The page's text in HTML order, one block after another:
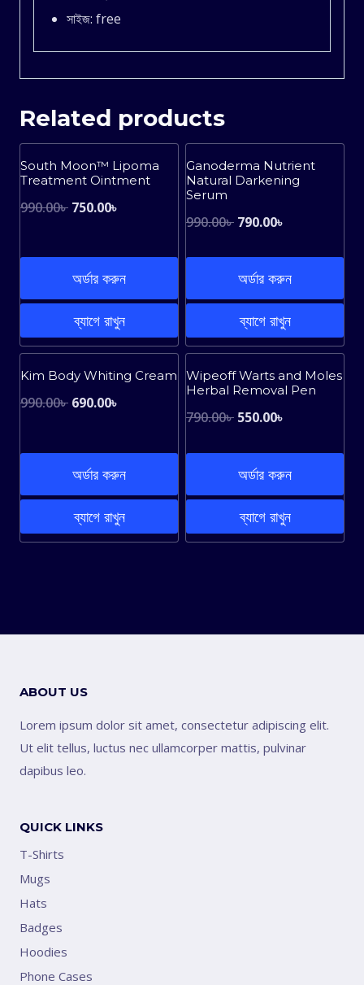
সাইজ: free
Related products
Sale!
South Moon™ Lipoma
Treatment Ointment
990.00৳ Original
was:
990.00৳ .
750.00৳
is:
750.00৳ .
অর্ডার করুন
ব্যাগে রাখুন
Sale!
Ganoderma Nutrient
Natural Darkening
Serum
990.00৳ Original
was:
990.00৳ .
790.00৳
is:
790.00৳ .
অর্ডার করুন
ব্যাগে রাখুন
Sale!
Kim Body Whiting Cream
990.00৳ Original
was:
990.00৳ .
690.00৳
is:
690.00৳ .
অর্ডার করুন
ব্যাগে রাখুন
Sale!
Wipeoff Warts and Moles
Herbal Removal Pen
790.00৳ Original
was:
790.00৳ .
550.00৳
is:
550.00৳ .
অর্ডার করুন
ব্যাগে রাখুন
ABOUT US
Lorem ipsum dolor sit amet, consectetur adipiscing elit.
Ut elit tellus, luctus nec ullamcorper mattis, pulvinar
dapibus leo.
QUICK LINKS
T-Shirts
Mugs
Hats
Badges
Hoodies
Phone Cases